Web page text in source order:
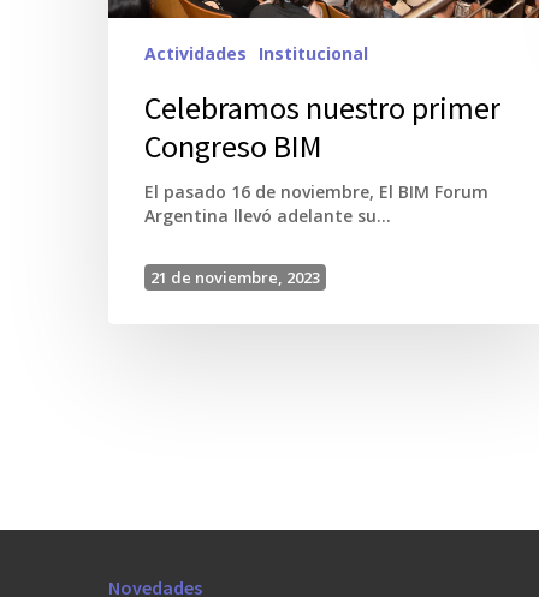
Actividades Institucional
Celebramos nuestro primer
Congreso BIM
El pasado 16 de noviembre, El BIM Forum
Argentina llevó adelante su…
21 de noviembre, 2023
Novedades